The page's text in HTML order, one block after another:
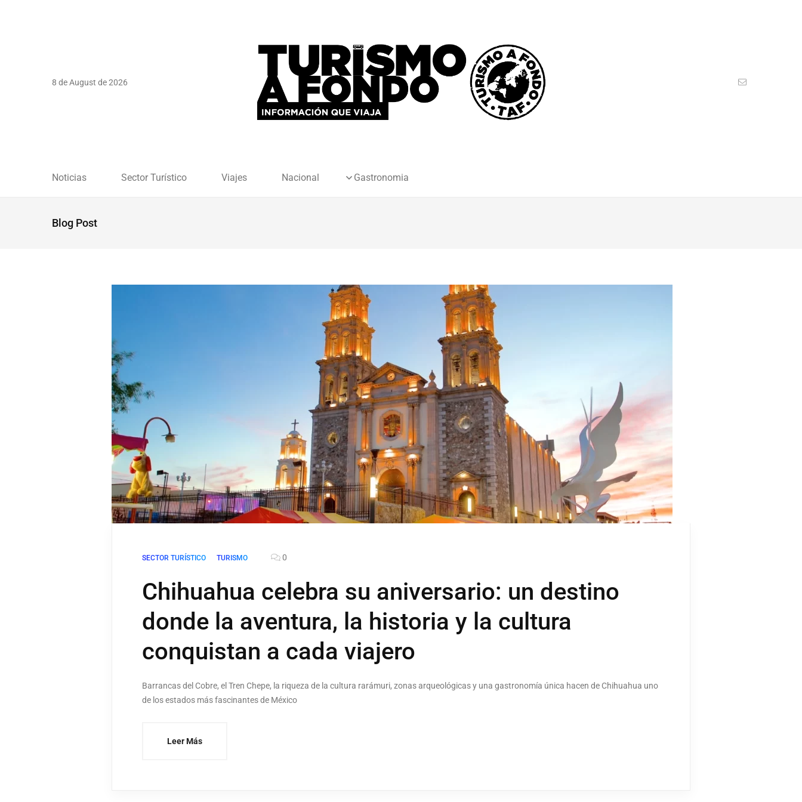
8 de August de 2026
Noticias Sector Turístico Viajes Nacional Gastronomia
Blog Post
SECTOR TURÍSTICO TURISMO 0
Chihuahua celebra su aniversario: un destino
donde la aventura, la historia y la cultura
conquistan a cada viajero
Barrancas del Cobre, el Tren Chepe, la riqueza de la cultura rarámuri, zonas arqueológicas y una gastronomía única hacen de Chihuahua uno
de los estados más fascinantes de México
Leer Más